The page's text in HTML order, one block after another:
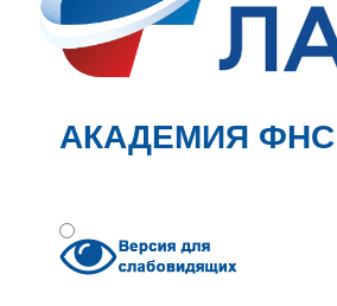
АКАДЕМИЯ